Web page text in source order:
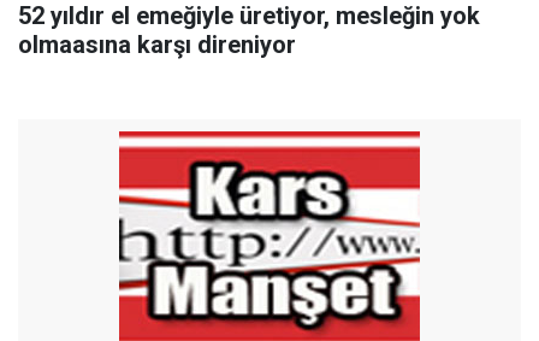
52 yıldır el emeğiyle üretiyor, mesleğin yok
olmaasına karşı direniyor